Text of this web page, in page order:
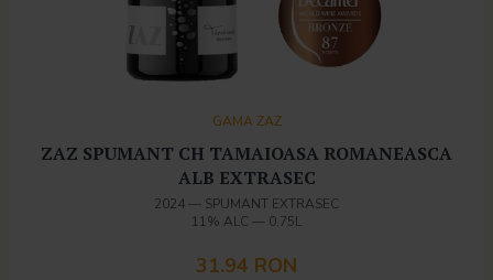
GAMA ZAZ
ZAZ SPUMANT CH TAMAIOASA ROMANEASCA
ALB EXTRASEC
2024— SPUMANT EXTRASEC
11% ALC — 0.75L
31.94 RON